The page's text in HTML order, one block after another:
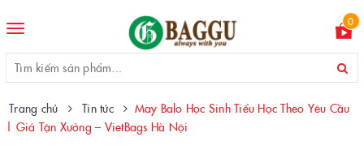
Toggle
0
Trang chủ Tin tức
May Balo Học Sinh Tiểu Học Theo Yêu Cầu
| Giá Tận Xưởng – VietBags Hà Nội